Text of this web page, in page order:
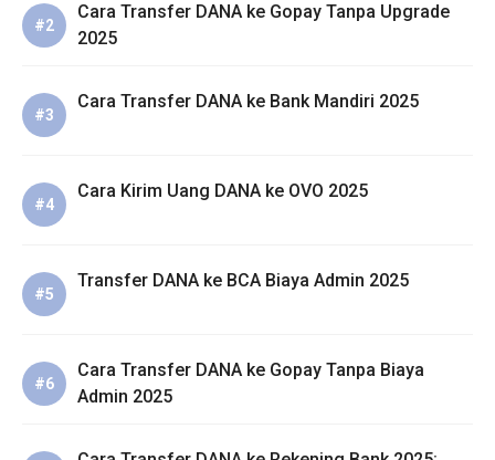
Cara Transfer DANA ke Gopay Tanpa Upgrade
2025
Cara Transfer DANA ke Bank Mandiri 2025
Cara Kirim Uang DANA ke OVO 2025
Transfer DANA ke BCA Biaya Admin 2025
Cara Transfer DANA ke Gopay Tanpa Biaya
Admin 2025